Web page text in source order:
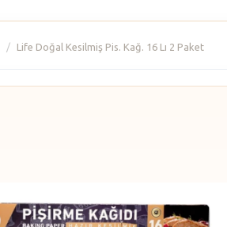
Life Doğal Kesilmiş Pis. Kağ. 16 Lı 2 Paket